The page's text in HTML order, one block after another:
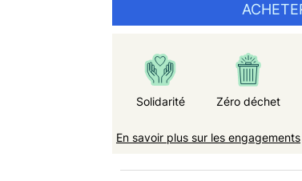
Solidarité Zéro déchet
En savoir plus sur les engagements